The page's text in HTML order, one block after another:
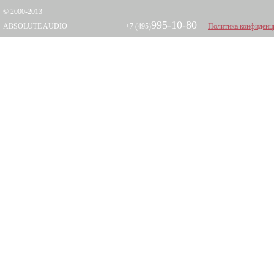
© 2000-2013
ABSOLUTE AUDIO
+7 (495)995-10-80 Политика